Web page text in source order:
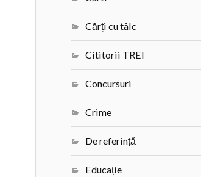
Cărți cu tâlc
Cititorii TREI
Concursuri
Crime
De referință
Educație